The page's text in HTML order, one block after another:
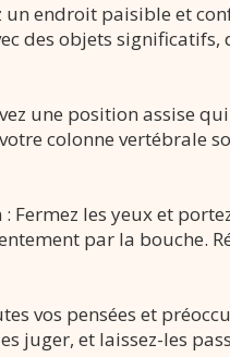
un endroit paisible et
des objets
une position assise
colonne vertébrale
Fermez les yeux et
par la bouche.
vos pensées et
juger, et laissez-les